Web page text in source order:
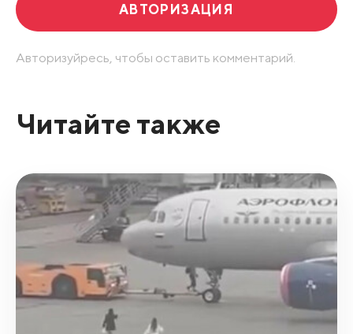
АВТОРИЗАЦИЯ
Авторизуйресь, чтобы оставить комментарий.
Читайте также